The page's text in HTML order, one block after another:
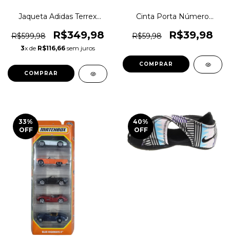
Jaqueta Adidas Terrex
Original 1magnus
R$599,98 R$349,98
3x de R$116,66sem juros
COMPRAR
Cinta Porta Número
Belt Asics Original
1magnus
R$59,98 R$39,98
COMPRAR
33%
OFF
40%
OFF